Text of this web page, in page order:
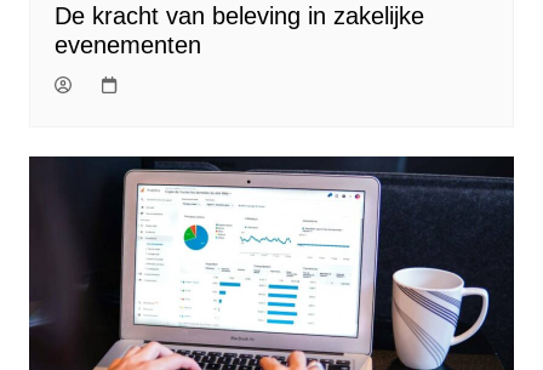
De kracht van beleving in zakelijke
evenementen